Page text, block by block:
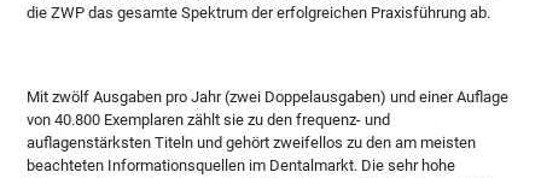
die ZWP das gesamte Spektrum der erfolgreichen Praxisführung ab.
Mit zwölf Ausgaben pro Jahr (zwei Doppelausgaben) und einer Auflage
von 40.800 Exemplaren zählt sie zu den frequenz- und
auflagenstärksten Titeln und gehört zweifellos zu den am meisten
beachteten Informationsquellen im Dentalmarkt. Die sehr hohe